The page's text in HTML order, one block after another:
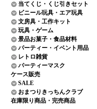
当てくじ・くじ引きセット
ビニール玩具・エア玩具
文房具・工作キット
玩具・ゲーム
景品お菓子・食品材料
パーティー・イベント用品
レトロ雑貨
パーティーマスク
ケース販売
SALE
おまつりきっちんクラブ
在庫限り商品・完売商品